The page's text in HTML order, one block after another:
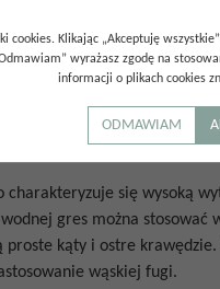
charakteryzują się
się wysoką
gres można stosować
proste kąty i ostre
wąskiej fugi.
cookies. Klikając „Akceptuję
wyrażasz zgodę na
informacji o plikach cookies
ODMAWIAM